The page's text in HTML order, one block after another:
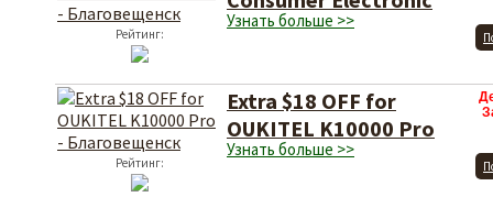
Рейтинг:
Узнать больше >>
Рейтинг:
Extra $18 OFF for
OUKITEL K10000 Pro
Узнать больше >>